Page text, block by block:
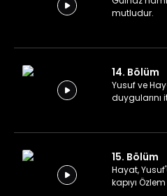
mutludur.
14. Bölüm
Yusuf ve
duygularını
15. Bölüm
Hayat,
kapıyı